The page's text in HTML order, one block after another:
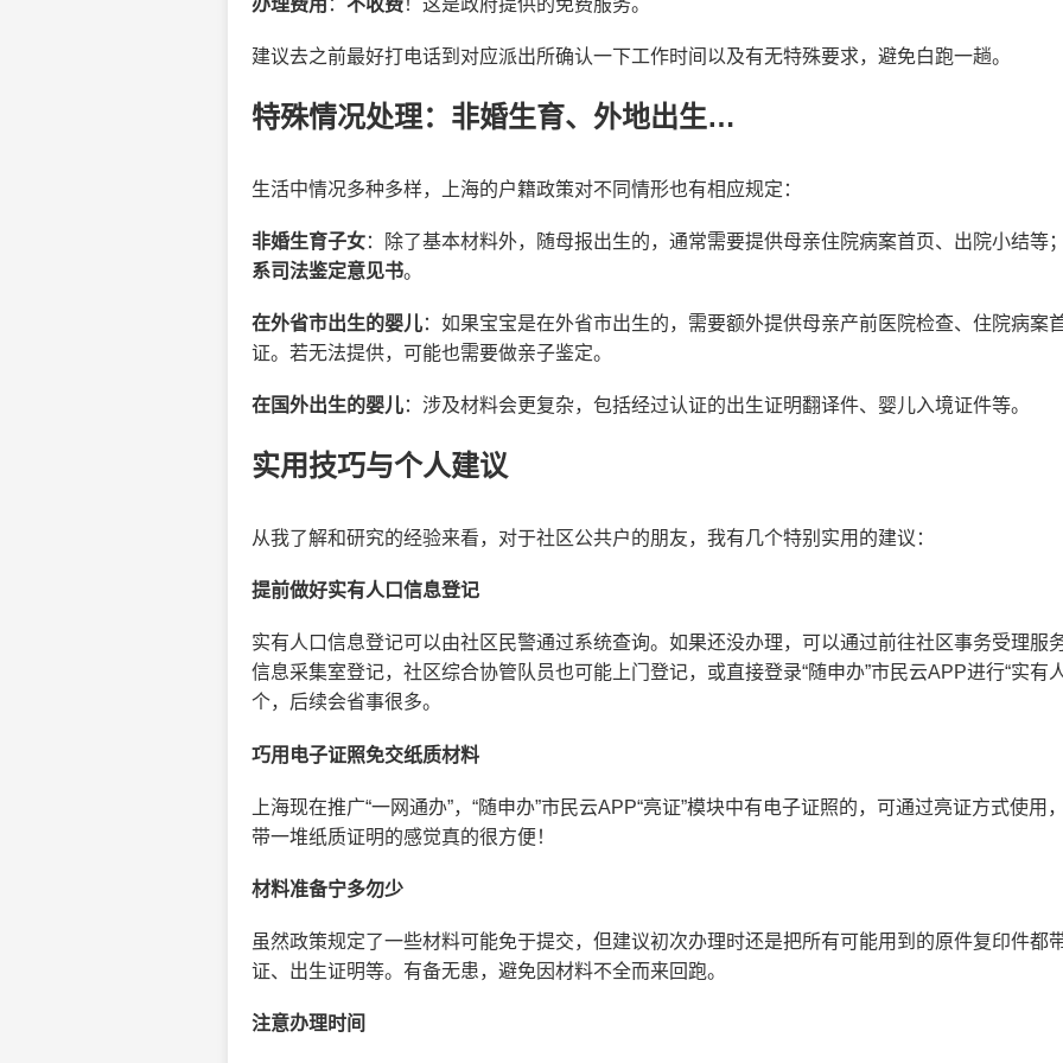
办理费用 ： 不收费！这是政府提供的免费服务。
建议去之前最好打电话到对应派出所确认一下工作时间以及有无特殊要求，避免白跑一趟。
特殊情况处理：非婚生育、外地出生…
生活中情况多种多样，上海的户籍政策对不同情形也有相应规定：
非婚生育子女：除了基本材料外，随母报出生的，通常需要提供母亲住院病案首页、出院小结等
系司法鉴定意见书。
在外省市出生的婴儿：如果宝宝是在外省市出生的，需要额外提供母亲产前医院检查、住院病案
证。若无法提供，可能也需要做亲子鉴定。
在国外出生的婴儿：涉及材料会更复杂，包括经过认证的出生证明翻译件、婴儿入境证件等。
实用技巧与个人建议
从我了解和研究的经验来看，对于社区公共户的朋友，我有几个特别实用的建议：
提前做好实有人口信息登记
实有人口信息登记可以由社区民警通过系统查询。如果还没办理，可以通过前往社区事务受理服
信息采集室登记，社区综合协管队员也可能上门登记，或直接登录“随申办”市民云APP进行“实有
个，后续会省事很多。
巧用电子证照免交纸质材料
上海现在推广“一网通办”，“随申办”市民云APP“亮证”模块中有电子证照的，可通过亮证方式使
带一堆纸质证明的感觉真的很方便！
材料准备宁多勿少
虽然政策规定了一些材料可能免于提交，但建议初次办理时还是把所有可能用到的原件复印件都
证、出生证明等。有备无患，避免因材料不全而来回跑。
注意办理时间